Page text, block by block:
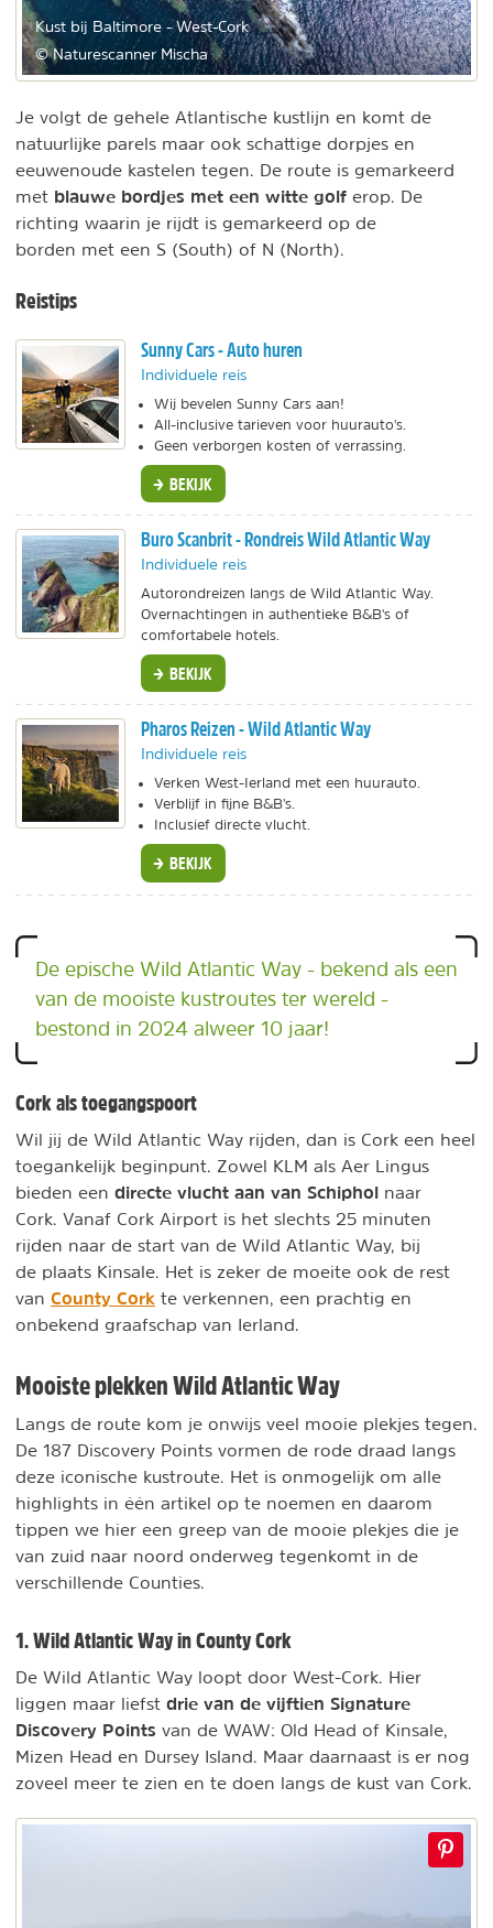
Kust bij Baltimore - West-Cork
© Naturescanner Mischa
Je volgt de gehele Atlantische kustlijn en komt de
natuurlijke parels maar ook schattige dorpjes en
eeuwenoude kastelen tegen. De route is gemarkeerd
met blauwe bordjes met een witte golf erop. De
richting waarin je rijdt is gemarkeerd op de
borden met een S (South) of N (North).
Reistips
Sunny Cars - Auto huren
Individuele reis
Wij bevelen Sunny Cars aan!
All-inclusive tarieven voor huurauto's.
Geen verborgen kosten of verrassing.
BEKIJK
Buro Scanbrit - Rondreis Wild Atlantic Way
Individuele reis
Autorondreizen langs de Wild Atlantic Way.
Overnachtingen in authentieke B&B's of
comfortabele hotels.
BEKIJK
Pharos Reizen - Wild Atlantic Way
Individuele reis
Verken West-Ierland met een huurauto.
Verblijf in fijne B&B's.
Inclusief directe vlucht.
BEKIJK
De epische Wild Atlantic Way - bekend als een
van de mooiste kustroutes ter wereld -
bestond in 2024 alweer 10 jaar!
Cork als toegangspoort
Wil jij de Wild Atlantic Way rijden, dan is Cork een heel
toegankelijk beginpunt. Zowel KLM als Aer Lingus
bieden een directe vlucht aan van Schiphol naar
Cork. Vanaf Cork Airport is het slechts 25 minuten
rijden naar de start van de Wild Atlantic Way, bij
de plaats Kinsale. Het is zeker de moeite ook de rest
van County Cork te verkennen, een prachtig en
onbekend graafschap van Ierland.
Mooiste plekken Wild Atlantic Way
Langs de route kom je onwijs veel mooie plekjes tegen.
De 187 Discovery Points vormen de rode draad langs
deze iconische kustroute. Het is onmogelijk om alle
highlights in één artikel op te noemen en daarom
tippen we hier een greep van de mooie plekjes die je
van zuid naar noord onderweg tegenkomt in de
verschillende Counties.
1. Wild Atlantic Way in County Cork
De Wild Atlantic Way loopt door West-Cork. Hier
liggen maar liefst drie van de vijftien Signature
Discovery Points van de WAW: Old Head of Kinsale,
Mizen Head en Dursey Island. Maar daarnaast is er nog
zoveel meer te zien en te doen langs de kust van Cork.